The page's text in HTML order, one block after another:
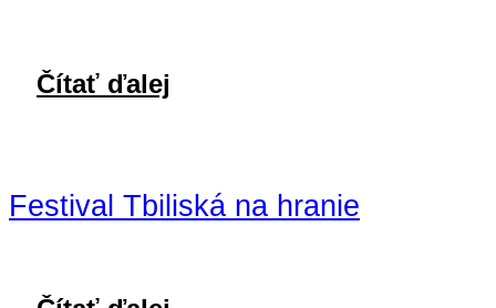
Čítať ďalej
Festival Tbiliská na hranie